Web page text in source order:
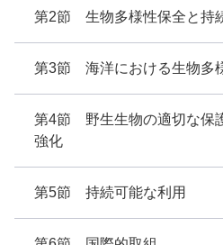
第2節 生物多様性保全と持
第3節 海洋における生物多
第4節 野生生物の適切な保
強化
第5節 持続可能な利用